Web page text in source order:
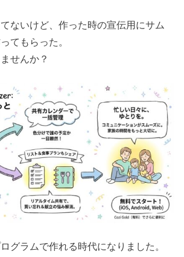
ないけど、作った時の宣伝用にサム
てもらった。
せんか？
グラムで作れる時代になりました。